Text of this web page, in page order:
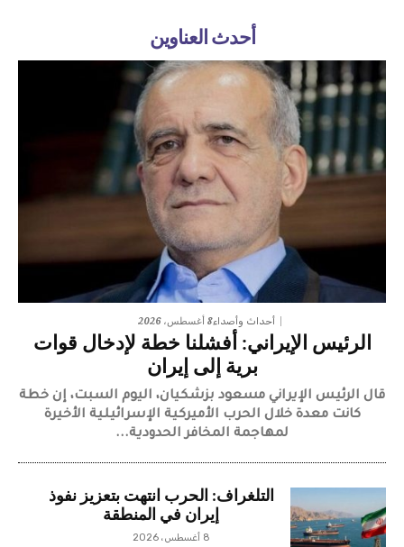
أحدث العناوين
أحداث وأصداء8 أغسطس، 2026
الرئيس الإيراني: أفشلنا خطة لإدخال قوات
برية إلى إيران
قال الرئيس الإيراني مسعود بزشكيان، اليوم السبت، إن خطة
كانت معدة خلال الحرب الأميركية الإسرائيلية الأخيرة
لمهاجمة المخافر الحدودية...
التلغراف: الحرب انتهت بتعزيز نفوذ
إيران في المنطقة
8 أغسطس، 2026